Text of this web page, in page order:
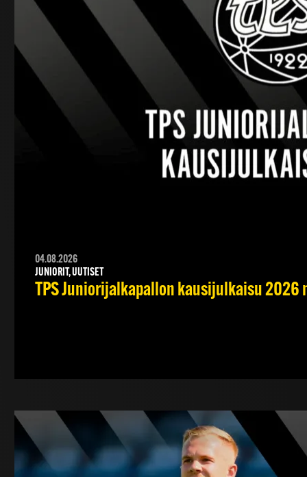
04.08.2026
JUNIORIT, UUTISET
TPS Juniorijalkapallon kausijulkaisu 2026